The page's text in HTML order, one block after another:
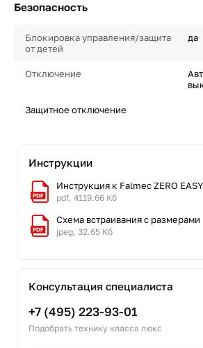
Безопасность
Блокировка управления/защита
от детей
да
Отключение
Защитное отключение
Инструкции
Инструкция к Falmec ZERO
pdf, 4119.66 Кб
Схема встраивания с размерами
jpeg, 32.65 Кб
Консультация специалиста
+7 (495) 223-93-01
Подобрать технику класса люкс